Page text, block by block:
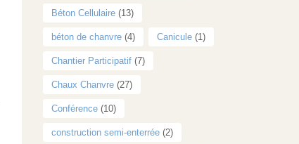
Béton Cellulaire(13)
béton de chanvre(4) Canicule(1)
Chantier Participatif(7)
Chaux Chanvre(27)
Conférence(10)
construction semi-enterrée(2)